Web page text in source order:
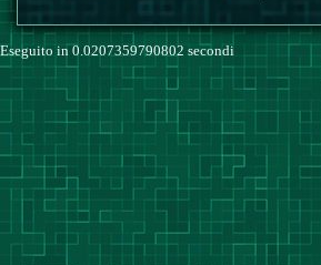
Eseguito in 0.0207359790802 secondi